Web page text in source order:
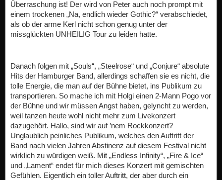
Überraschung ist! Der wird von Peter auch noch prompt mit
einem trockenen „Na, endlich wieder Gothic?“ verabschiedet,
als ob der arme Kerl nicht schon genug unter der
missglückten UNHEILIG Tour zu leiden hatte.
Danach folgen mit „Souls“, „Steelrose“ und „Conjure“ absolute
Hits der Hamburger Band, allerdings schaffen sie es nicht, die
tolle Energie, die man auf der Bühne bietet, ins Publikum zu
transportieren. So mache ich mit Holgi einen 2-Mann Pogo vor
der Bühne und wir müssen Angst haben, gelyncht zu werden,
weil tanzen heute wohl nicht mehr zum Livekonzert
dazugehört. Hallo, sind wir auf ’nem Rockkonzert?
Unglaublich peinliches Publikum, welches den Auftritt der
Band nach vielen Jahren Abstinenz auf diesem Festival nicht
wirklich zu würdigen weiß. Mit „Endless Infinity“, „Fire & Ice“
und „Lament“ endet für mich dieses Konzert mit gemischten
Gefühlen. Eigentlich ein toller Auftritt, der aber durch ein